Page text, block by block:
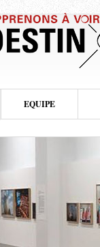
EQUIPE